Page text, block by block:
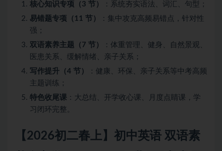
核心知识专项（3 节）
：系统夯实语法、词汇、句型；
易错题专项（11 节）
：集中攻克高频易错点，针对性
强；
双语素养主题（7 节）
：体重管理、健身、自然景观、
医患关系、缓解情绪、亲子关系；
写作提升（4 节）
：健康、环保、亲子关系等中考高频
主题训练；
特色收尾课 ：大总结、开学收心课、月度点睛课，学
习闭环完整。
【2026初二春上】初中英语 双语素